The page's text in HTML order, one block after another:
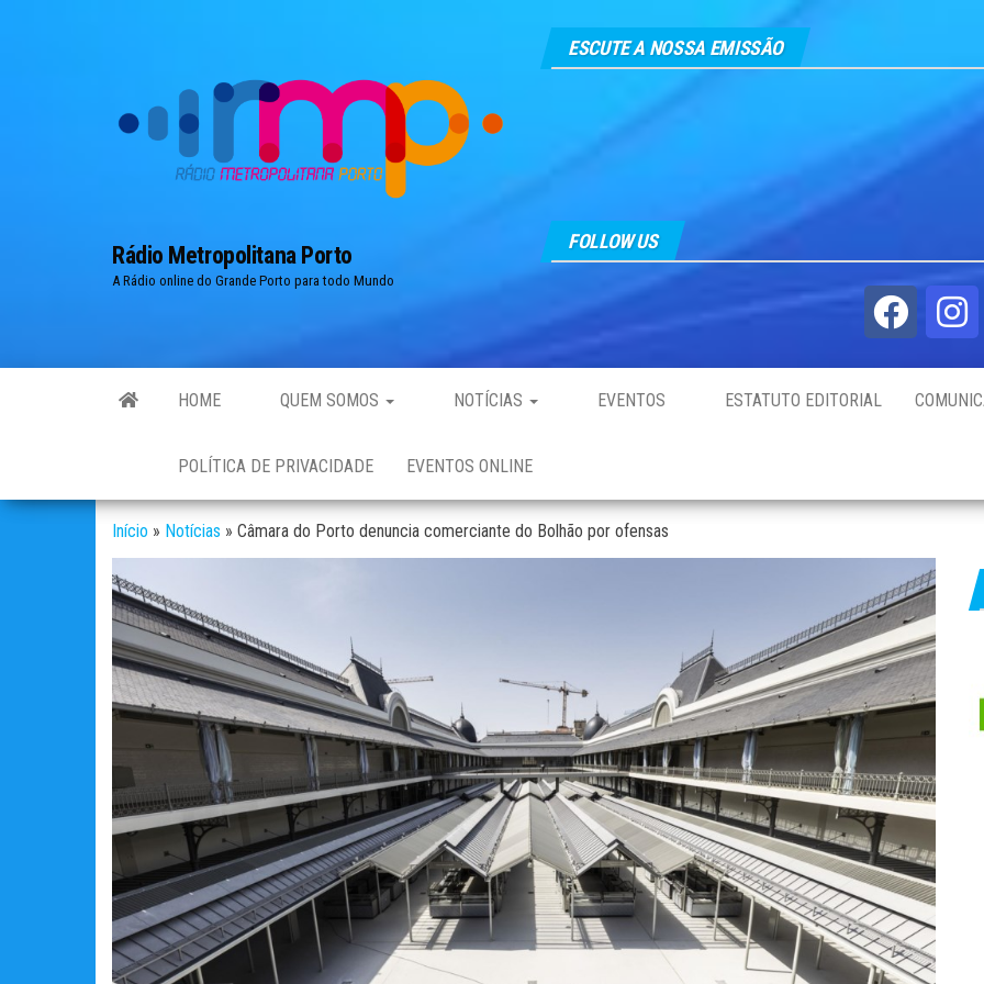
Rádio Metropolitana Porto
A Rádio online do Grande Porto para todo Mundo
ESCUTE A NOSSA EMISSÃO
FOLLOW US
HOME QUEM SOMOS NOTÍCIAS EVENTOS ESTATUTO EDITORIAL
POLÍTICA DE PRIVACIDADE EVENTOS ONLINE
Início » Notícias » Câmara do Porto denuncia comerciante do Bolhão por ofensas